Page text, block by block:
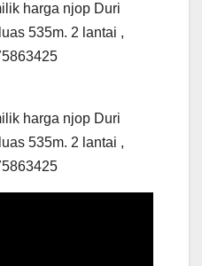
harga njop Duri
535m. 2 lantai ,
harga njop Duri
535m. 2 lantai ,